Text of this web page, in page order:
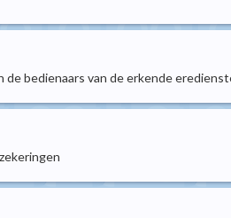
bedienaars van de erkende